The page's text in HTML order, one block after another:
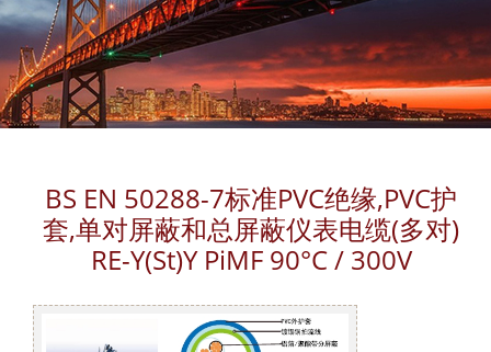
BS EN 50288-7标准PVC绝缘,PVC护
套,单对屏蔽和总屏蔽仪表电缆(多对)
RE-Y(St)Y PiMF 90°C / 300V